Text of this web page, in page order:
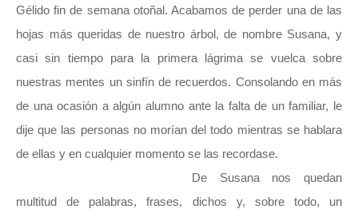
Gélido fin de semana otoñal. Acabamos de perder una de las
hojas más queridas de nuestro árbol, de nombre Susana, y
casi sin tiempo para la primera lágrima se vuelca sobre
nuestras mentes un sinfín de recuerdos. Consolando en más
de una ocasión a algún alumno ante la falta de un familiar, le
dije que las personas no morían del todo mientras se hablara
de ellas y en cualquier momento se las recordase.
De Susana nos quedan
multitud de palabras, frases, dichos y, sobre todo, un